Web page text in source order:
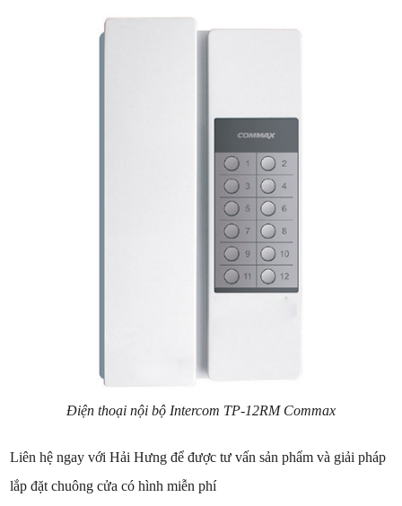
Điện thoại nội bộ Intercom TP-12RM Commax
Liên hệ ngay với Hải Hưng để được tư vấn sản phẩm và giải pháp
lắp đặt chuông cửa có hình miễn phí